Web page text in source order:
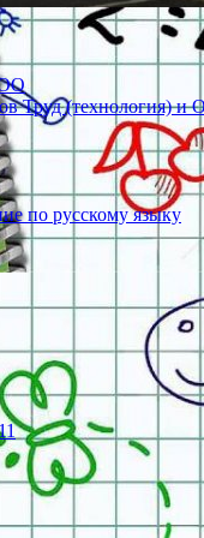
Труд (технология) и
по русскому языку